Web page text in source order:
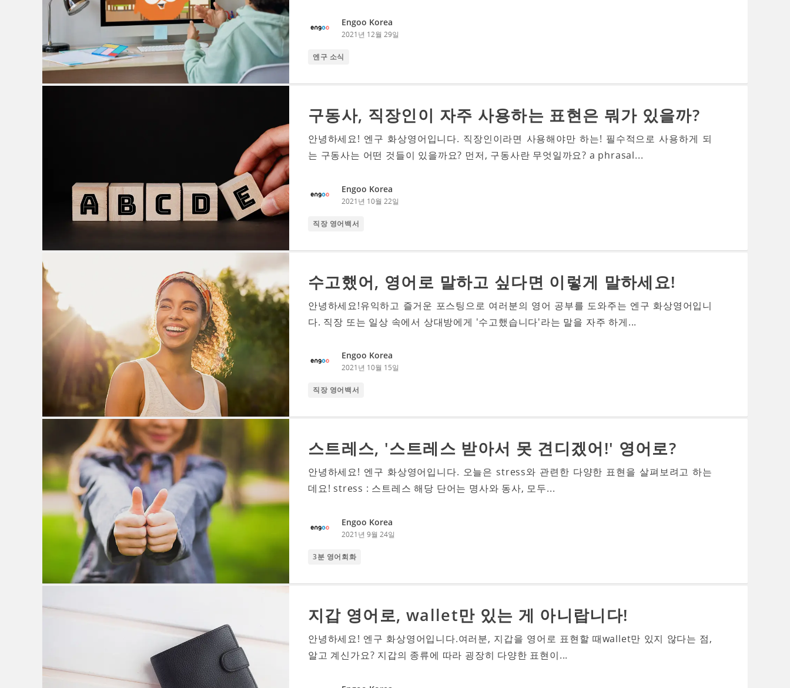
Engoo Korea
2021년 12월 29일
엔구 소식
구동사, 직장인이 자주 사용하는 표현은 뭐가 있을까?
안녕하세요! 엔구 화상영어입니다. 직장인이라면 사용해야만 하는! 필수적으로 사용하게 되
는 구동사는 어떤 것들이 있을까요? 먼저, 구동사란 무엇일까요? a phrasal...
Engoo Korea
2021년 10월 22일
직장 영어백서
수고했어, 영어로 말하고 싶다면 이렇게 말하세요!
안녕하세요!유익하고 즐거운 포스팅으로 여러분의 영어 공부를 도와주는 엔구 화상영어입니
다. 직장 또는 일상 속에서 상대방에게 '수고했습니다'라는 말을 자주 하게...
Engoo Korea
2021년 10월 15일
직장 영어백서
스트레스, '스트레스 받아서 못 견디겠어!' 영어로?
안녕하세요! 엔구 화상영어입니다. 오늘은 stress와 관련한 다양한 표현을 살펴보려고 하는
데요! stress : 스트레스 해당 단어는 명사와 동사, 모두...
Engoo Korea
2021년 9월 24일
3분 영어회화
지갑 영어로, wallet만 있는 게 아니랍니다!
안녕하세요! 엔구 화상영어입니다.여러분, 지갑을 영어로 표현할 때wallet만 있지 않다는 점,
알고 계신가요? 지갑의 종류에 따라 굉장히 다양한 표현이...